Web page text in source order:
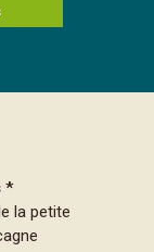
*
la petite